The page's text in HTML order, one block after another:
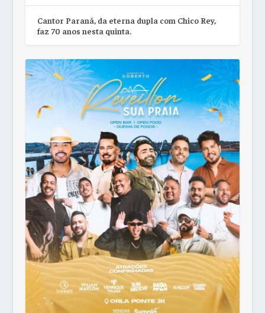
Cantor Paraná, da eterna dupla com Chico Rey,
faz 70 anos nesta quinta.